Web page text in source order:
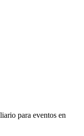
para eventos en